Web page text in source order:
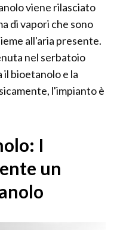
viene rilasciato
di vapori che sono
all'aria presente.
nel serbatoio
bioetanolo e la
l'impianto è
I
un